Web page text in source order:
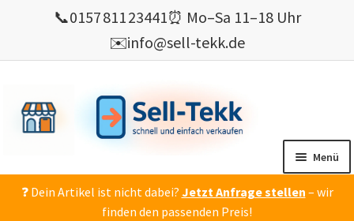
📞0157 811 23441⏰ Mo–Sa 11–18 Uhr
✉️info@sell-tekk.de
springen
springen
Menü
Mein Konto
❓ Dein Artikel ist nicht dabei? Jetzt Anfrage stellen – wir
finden den passenden Preis!